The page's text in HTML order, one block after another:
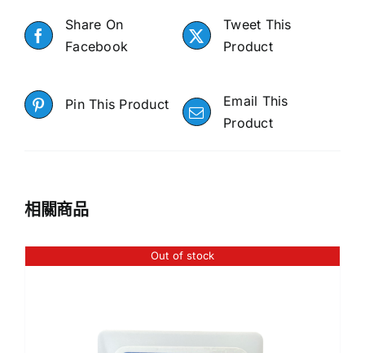
Share On
Facebook
Tweet This
Product
Pin This Product
Email This
Product
相關商品
Out of stock